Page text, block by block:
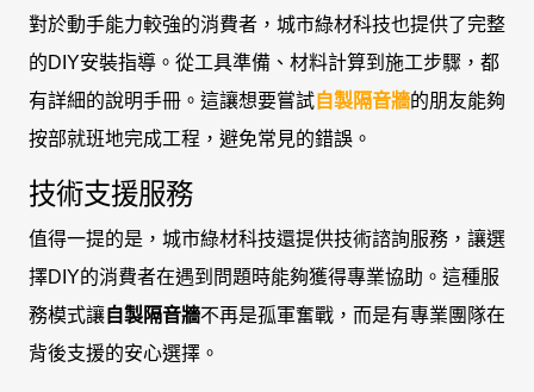
對於動手能力較強的消費者，城市綠材科技也提供了完整
的DIY安裝指導。從工具準備、材料計算到施工步驟，都
有詳細的說明手冊。這讓想要嘗試自製隔音牆的朋友能夠
按部就班地完成工程，避免常見的錯誤。
技術支援服務
值得一提的是，城市綠材科技還提供技術諮詢服務，讓選
擇DIY的消費者在遇到問題時能夠獲得專業協助。這種服
務模式讓自製隔音牆不再是孤軍奮戰，而是有專業團隊在
背後支援的安心選擇。